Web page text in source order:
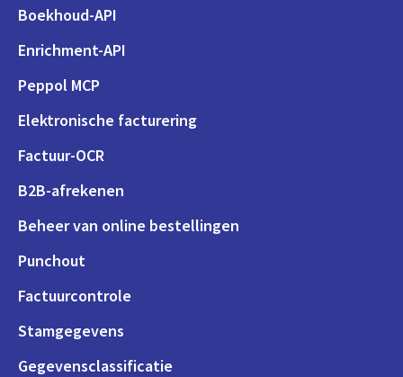
Boekhoud-API
Enrichment-API
Peppol MCP
Elektronische facturering
Factuur-OCR
B2B-afrekenen
Beheer van online bestellingen
Punchout
Factuurcontrole
Stamgegevens
Gegevensclassificatie